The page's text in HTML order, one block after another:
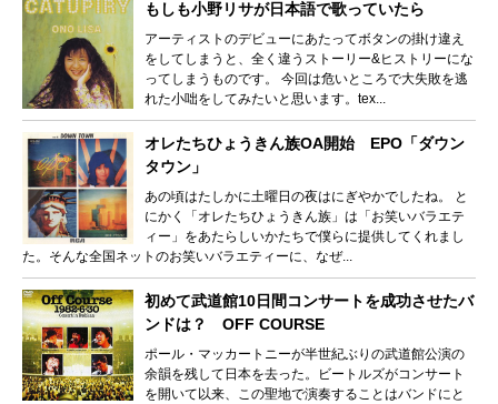
もしも小野リサが日本語で歌っていたら
アーティストのデビューにあたってボタンの掛け違え
をしてしまうと、全く違うストーリー&ヒストリーにな
ってしまうものです。 今回は危いところで大失敗を逃
れた小咄をしてみたいと思います。tex...
オレたちひょうきん族OA開始 EPO「ダウン
タウン」
あの頃はたしかに土曜日の夜はにぎやかでしたね。 と
にかく「オレたちひょうきん族」は「お笑いバラエテ
ィー」をあたらしいかたちで僕らに提供してくれまし
た。そんな全国ネットのお笑いバラエティーに、なぜ...
初めて武道館10日間コンサートを成功させたバ
ンドは？ OFF COURSE
ポール・マッカートニーが半世紀ぶりの武道館公演の
余韻を残して日本を去った。ビートルズがコンサート
を開いて以来、この聖地で演奏することはバンドにと